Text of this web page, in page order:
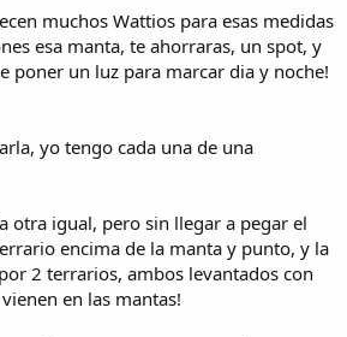
muchos Wattios para esas medidas
esa manta, te ahorraras, un spot, y
poner un luz para marcar dia y noche!
yo tengo cada una de una
otra igual, pero sin llegar a pegar el
encima de la manta y punto, y la
2 terrarios, ambos levantados con
en las mantas!